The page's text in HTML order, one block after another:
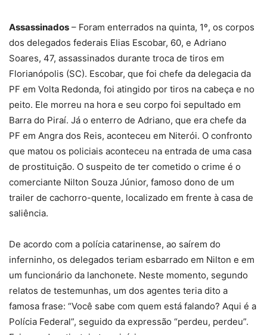
Assassinados – Foram enterrados na quinta, 1º, os corpos
dos delegados federais Elias Escobar, 60, e Adriano
Soares, 47, assassinados durante troca de tiros em
Florianópolis (SC). Escobar, que foi chefe da delegacia da
PF em Volta Redonda, foi atingido por tiros na cabeça e no
peito. Ele morreu na hora e seu corpo foi sepultado em
Barra do Piraí. Já o enterro de Adriano, que era chefe da
PF em Angra dos Reis, aconteceu em Niterói. O confronto
que matou os policiais aconteceu na entrada de uma casa
de prostituição. O suspeito de ter cometido o crime é o
comerciante Nilton Souza Júnior, famoso dono de um
trailer de cachorro-quente, localizado em frente à casa de
saliência.
De acordo com a polícia catarinense, ao saírem do
inferninho, os delegados teriam esbarrado em Nilton e em
um funcionário da lanchonete. Neste momento, segundo
relatos de testemunhas, um dos agentes teria dito a
famosa frase: “Você sabe com quem está falando? Aqui é a
Polícia Federal”, seguido da expressão “perdeu, perdeu”.